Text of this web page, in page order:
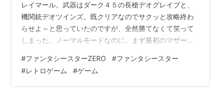
ンジョンでの非常に滑らかなスクロールも特徴で、プロ
グラミングは後に『ソニック・ザ・ヘッジホッグ』を手
がける中裕司が担当していた。戦闘はオーソドックスな
主人公はアリサ・ランディール。第1惑星パルマのカミ
ニート居住区で兄の死を看取る。そこから物語は始ま
レイマール。武器はダーク４５の長槍デオグレイブと、
機関銃デオツインズ。既クリアなのでサクッと攻略終わ
らせよ～と思っていたのですが、全然勝てなくて笑って
しまった。ノーマルモードなのに。まず最初のマザーに
壊する。スーパーハードだと近接ピースが攻撃力が低い
ので残すんだけど。ピースが鳴動し始めたら距離をとっ
#ファンタシースターZERO #ファンタシースター
#レトロゲーム #ゲーム